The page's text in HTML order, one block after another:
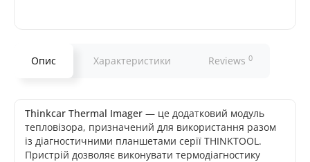
Опис Характеристики Reviews 0
Thinkcar Thermal Imager — це додатковий модуль
тепловізора, призначений для використання разом
із діагностичними планшетами серії THINKTOOL.
Пристрій дозволяє виконувати термодіагностику